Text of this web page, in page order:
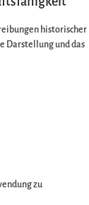
historischer
Darstellung und das
zu